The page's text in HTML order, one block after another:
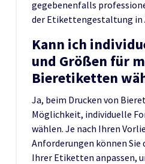
gegebenenfalls
der Etikettengestaltung in
Kann ich
und Größen für
Bieretiketten
Ja, beim Drucken von
Möglichkeit, individuelle
wählen. Je nach Ihren
Anforderungen können Sie
Ihrer Etiketten anpassen,